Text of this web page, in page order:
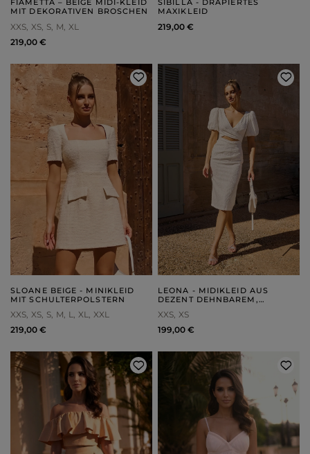
FIAMETTA – BEIGE MIDI-KLEID
MIT DEKORATIVEN BROSCHEN
XXS XS S M XL
219,00 €
SIBILLA - DRAPIERTES
MAXIKLEID
219,00 €
SLOANE BEIGE - MINIKLEID
MIT SCHULTERPOLSTERN
XXS XS S M L XL XXL
219,00 €
LEONA - MIDIKLEID AUS
DEZENT DEHNBAREM,
XXS XS
199,00 €